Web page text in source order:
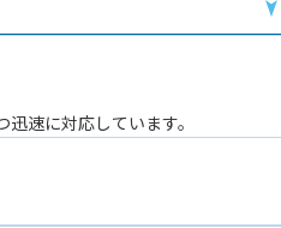
速に対応しています。